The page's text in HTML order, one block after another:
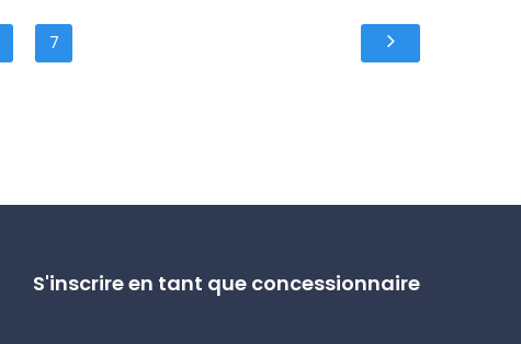
7
S'inscrire en tant que concessionnaire